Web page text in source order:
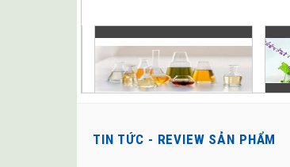
TIN TỨC - REVIEW SẢN PHẨM